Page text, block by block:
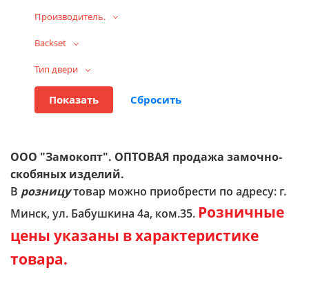
Производитель.
Backset
Тип двери
ООО "Замокопт". ОПТОВАЯ продажа замочно-
скобяных изделий.
В розницутовар можно приобрести по адресу: г.
Минск, ул. Бабушкина 4а, ком.35. Розничные
цены указаны в характеристике
товара.